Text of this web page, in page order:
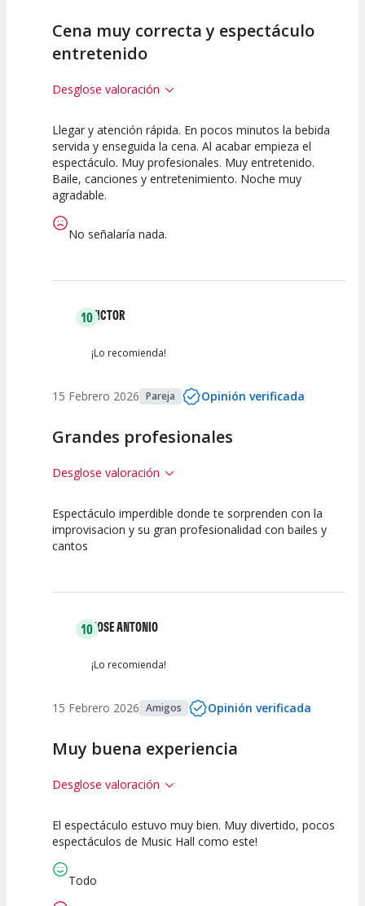
Cena muy correcta y espectáculo
entretenido
Desglose valoración
10
Calidad del
Espectáculo
10
Puesta en
Escena
10
Interpretación
artística
Llegar y atención rápida. En pocos minutos la bebida
servida y enseguida la cena. Al acabar empieza el
espectáculo. Muy profesionales. Muy entretenido.
Baile, canciones y entretenimiento. Noche muy
agradable.
No señalaría nada.
10VICTOR
¡Lo recomienda!
15 Febrero 2026 Pareja Opinión verificada
Grandes profesionales
Desglose valoración
10
Calidad del
10 10
Espectáculo imperdible donde te sorprenden con la
improvisacion y su gran profesionalidad con bailes y
cantos
10JOSE ANTONIO
¡Lo recomienda!
15 Febrero 2026 Amigos Opinión verificada
Muy buena experiencia
Desglose valoración
10
Espectáculo
10 10
El espectáculo estuvo muy bien. Muy divertido, pocos
espectáculos de Music Hall como este!
Todo